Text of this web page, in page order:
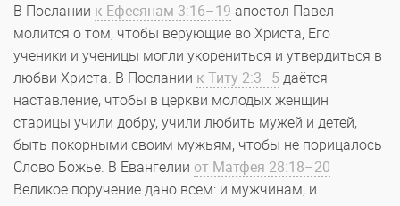
В Послании к Ефесянам 3:16–19 апостол Павел
молится о том, чтобы верующие во Христа, Его
ученики и ученицы могли укорениться и утвердиться в
любви Христа. В Послании к Титу 2:3–5 даётся
наставление, чтобы в церкви молодых женщин
старицы учили добру, учили любить мужей и детей,
быть покорными своим мужьям, чтобы не порицалось
Слово Божье. В Евангелии от Матфея 28:18–20
Великое поручение дано всем: и мужчинам, и